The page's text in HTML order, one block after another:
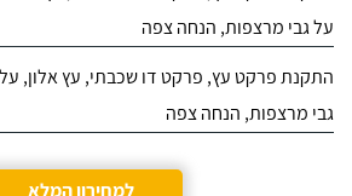
על גבי מרצפות, הנחה צפה
התקנת פרקט עץ, פרקט דו שכבתי, עץ אלון, על
גבי מרצפות, הנחה צפה
למחירון המלא